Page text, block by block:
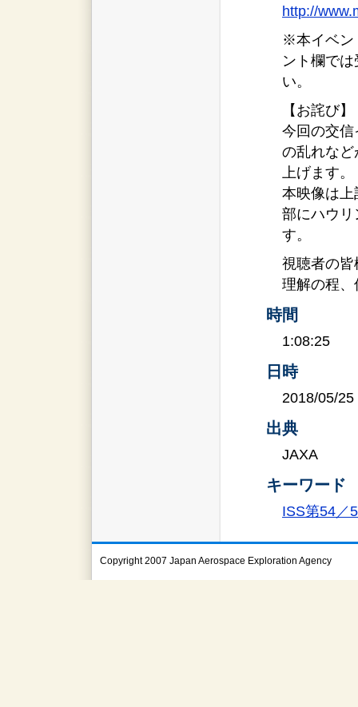
http://
※本イベン
ント欄で
い。
【お詫び】
今回の交
の乱れな
上げます。
本映像は
部にハウ
す。
視聴者の
理解の程
時間
1:08:25
日時
2018/05/25
出典
JAXA
キーワード
ISS第54／
Copyright 2007 Japan Aerospace Exploration Agency